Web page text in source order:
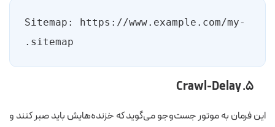
Sitemap: https://www.example.com/my-
sitemap.
۵. Crawl-Delay
این فرمان به موتور جست‌وجو می‌گوید که خزنده‌هایش باید صبر کنند و